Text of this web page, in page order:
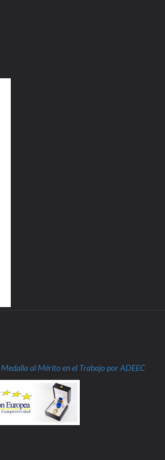
Medalla al Mérito en el Trabajo por ADEEC